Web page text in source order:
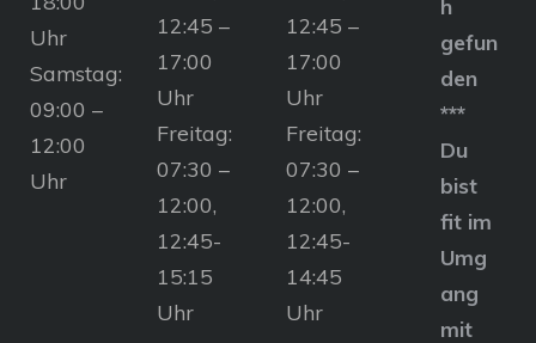
Uhr
Samstag:
09:00 –
12:00
Uhr
12:45 –
17:00
Uhr
Freitag:
07:30 –
12:00,
12:45-
15:15
Uhr
12:45 –
17:00
Uhr
Freitag:
07:30 –
12:00,
12:45-
14:45
Uhr
h
gefun
den
***
Du
bist
fit im
Umg
ang
mit